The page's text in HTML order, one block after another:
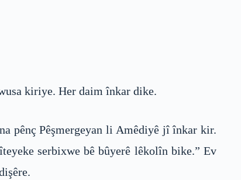
kiriye. Her daim înkar dike.
pênç Pêşmergeyan li Amêdiyê jî înkar kir.
serbixwe bê bûyerê lêkolîn bike.” Ev